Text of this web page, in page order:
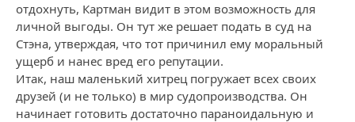
отдохнуть, Картман видит в этом возможность для
личной выгоды. Он тут же решает подать в суд на
Стэна, утверждая, что тот причинил ему моральный
ущерб и нанес вред его репутации.
Итак, наш маленький хитрец погружает всех своих
друзей (и не только) в мир судопроизводства. Он
начинает готовить достаточно параноидальную и